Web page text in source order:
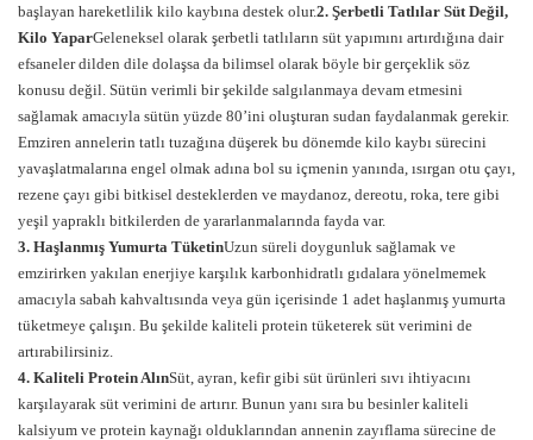
başlayan hareketlilik kilo kaybına destek olur.2. Şerbetli Tatlılar Süt Değil,
Kilo YaparGeleneksel olarak şerbetli tatlıların süt yapımını artırdığına dair
efsaneler dilden dile dolaşsa da bilimsel olarak böyle bir gerçeklik söz
konusu değil. Sütün verimli bir şekilde salgılanmaya devam etmesini
sağlamak amacıyla sütün yüzde 80’ini oluşturan sudan faydalanmak gerekir.
Emziren annelerin tatlı tuzağına düşerek bu dönemde kilo kaybı sürecini
yavaşlatmalarına engel olmak adına bol su içmenin yanında, ısırgan otu çayı,
rezene çayı gibi bitkisel desteklerden ve maydanoz, dereotu, roka, tere gibi
yeşil yapraklı bitkilerden de yararlanmalarında fayda var.
3. Haşlanmış Yumurta TüketinUzun süreli doygunluk sağlamak ve
emzirirken yakılan enerjiye karşılık karbonhidratlı gıdalara yönelmemek
amacıyla sabah kahvaltısında veya gün içerisinde 1 adet haşlanmış yumurta
tüketmeye çalışın. Bu şekilde kaliteli protein tüketerek süt verimini de
artırabilirsiniz.
4. Kaliteli Protein AlınSüt, ayran, kefir gibi süt ürünleri sıvı ihtiyacını
karşılayarak süt verimini de artırır. Bunun yanı sıra bu besinler kaliteli
kalsiyum ve protein kaynağı olduklarından annenin zayıflama sürecine de